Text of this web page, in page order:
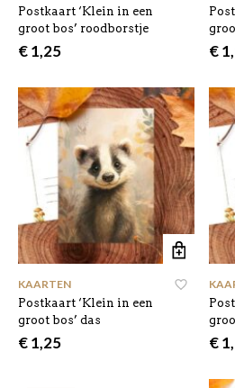
Postkaart ‘Klein in een
groot bos’ roodborstje
€1,25 €
KAARTEN
Postkaart ‘Klein in een
groot bos’ das
€1,25 €